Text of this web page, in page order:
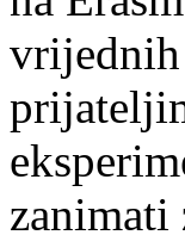
zanimati